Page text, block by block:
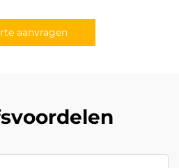
aanvragen